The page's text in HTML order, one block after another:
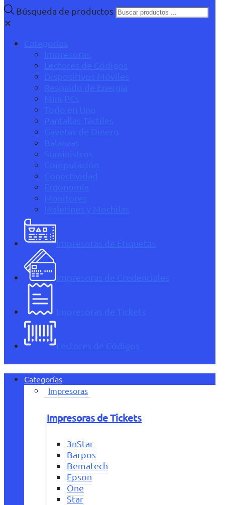
Búsqueda de productos
✕
Categorías
Impresoras
Lectores de Códigos
Dispositivos Móviles
Respaldo de Energía
Mini PCs
Todo en Uno
Pantallas Táctiles
Gavetas de Dinero
Balanzas
Suministros
Computación
Conectividad
Ergonomía
Monitores
Maletines y Mochilas
Impresoras de Etiquetas
Impresoras de Credenciales
Impresoras de Tickets
Lectores de Códigos
Categorías
Impresoras
Impresoras de Tickets
3nStar
Barpos
Bematech
Epson
One
Star